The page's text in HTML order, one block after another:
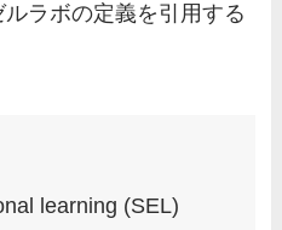
ラボの定義を引用する
learning (SEL)